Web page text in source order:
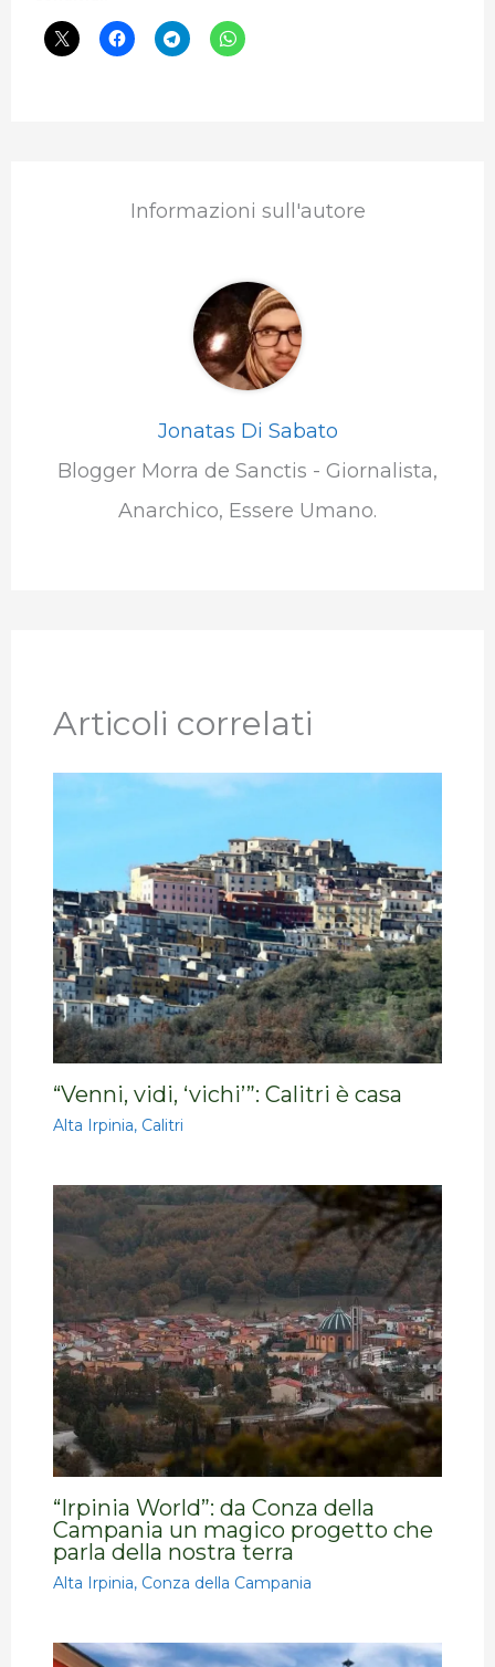
Informazioni sull'autore
Jonatas Di Sabato
Blogger Morra de Sanctis - Giornalista,
Anarchico, Essere Umano.
Articoli correlati
“Venni, vidi, ‘vichi’”: Calitri è casa
Alta Irpinia, Calitri
“Irpinia World”: da Conza della
Campania un magico progetto che
parla della nostra terra
Alta Irpinia, Conza della Campania